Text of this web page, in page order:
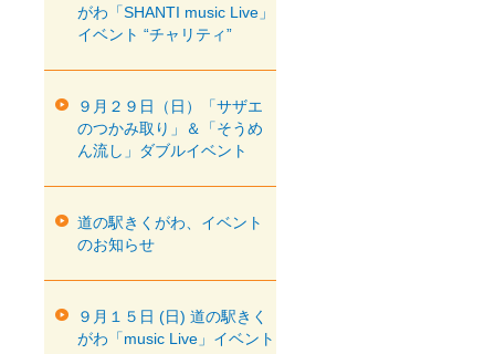
がわ「SHANTI music Live」
イベント “チャリティ”
９月２９日（日）「サザエ
のつかみ取り」＆「そうめ
ん流し」ダブルイベント
道の駅きくがわ、イベント
のお知らせ
９月１５日 (日) 道の駅きく
がわ「music Live」イベント